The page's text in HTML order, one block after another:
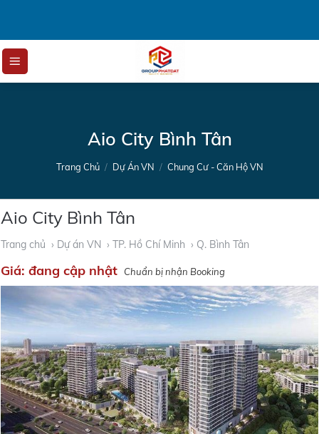
content
Aio City Bình Tân
Trang Chủ / Dự Án VN / Chung Cư - Căn Hộ VN
Aio City Bình Tân
Trang chủ › Dự án VN › TP. Hồ Chí Minh › Q. Bình Tân
Giá: đang cập nhật Chuẩn bị nhận Booking